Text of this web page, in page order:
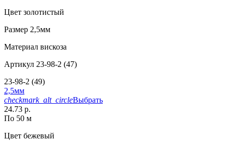
Цвет золотистый
Размер 2,5мм
Материал вискоза
Артикул 23-98-2 (47)
23-98-2 (49)
2,5мм
checkmark_alt_circleВыбрать
24.73 р.
По 50 м
Цвет бежевый